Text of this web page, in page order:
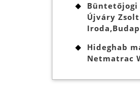
Büntetőjogi
Újváry
Hideghab
Netmatrac